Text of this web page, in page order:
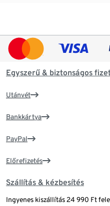
Egyszerű & biztonságos
Utánvét
Bankkártya
PayPal
Előrefizetés
Szállítás & kézbesítés
Ingyenes kiszállítás 24 990 Ft